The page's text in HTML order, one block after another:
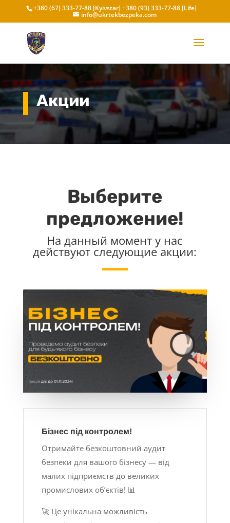
+380 (67) 333-77-88 [Kyivstar]+380 (93) 333-77-88 [Life]
info@ukrtekbezpeka.com
Акции
Выберите
предложение!
На данный момент у нас
действуют следующие акции:
Бізнес під контролем!
Отримайте безкоштовний аудит
безпеки для вашого бізнесу — від
малих підприємств до великих
промислових об’єктів! 📊
🚀 Це унікальна можливість